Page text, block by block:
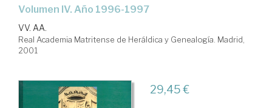
Volumen IV. Año 1996-1997
VV. AA.
Real Academia Matritense de Heráldica y Genealogía. Madrid,
2001
29,45 €